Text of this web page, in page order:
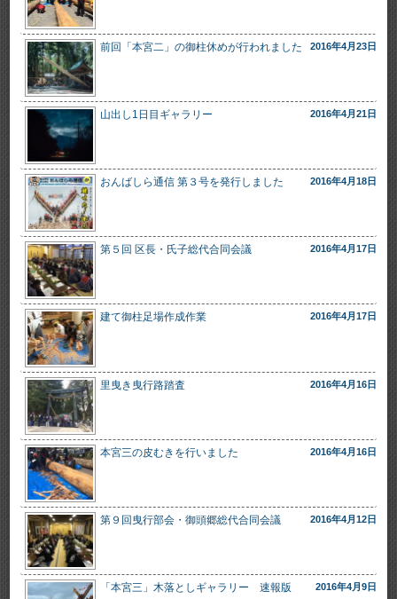
前回「本宮二」の御柱休めが行われました 2016年4月23日
山出し1日目ギャラリー 2016年4月21日
おんばしら通信 第３号を発行しました 2016年4月18日
第５回 区長・氏子総代合同会議 2016年4月17日
建て御柱足場作成作業 2016年4月17日
里曳き曳行路踏査 2016年4月16日
本宮三の皮むきを行いました 2016年4月16日
第９回曳行部会・御頭郷総代合同会議 2016年4月12日
「本宮三」木落としギャラリー 速報版 2016年4月9日